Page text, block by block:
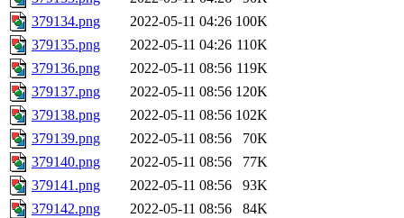
379134.png
2022-05-11 04:26 100K
379135.png
2022-05-11 04:26 110K
379136.png
2022-05-11 08:56 119K
379137.png
2022-05-11 08:56 120K
379138.png
2022-05-11 08:56 102K
379139.png
2022-05-11 08:56
70K
379140.png
2022-05-11 08:56
77K
379141.png
2022-05-11 08:56
93K
379142.png
2022-05-11 08:56
84K